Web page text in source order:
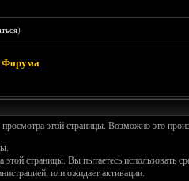
)
Форума
этой страницы. Возможно это
этой страницы. Вы пытаетесь
или ожидает активации.